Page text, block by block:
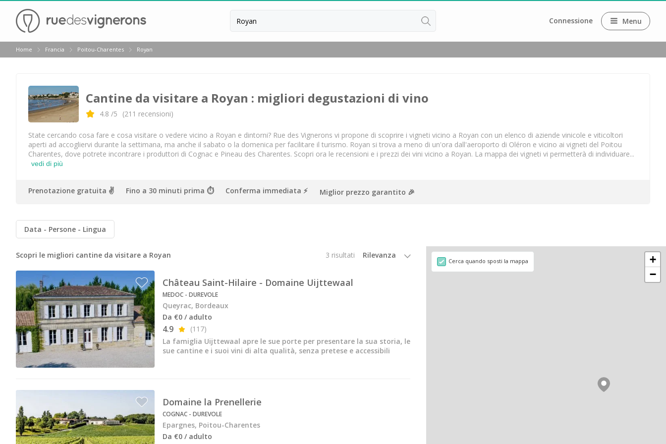
Connessione Menu
Indietro
Cantine da visitare e degustazioni vini Alsazia
Cantine da visitare e degustazioni vini Bordeaux
Cantine da visitare e degustazioni vini Borgogna
Cantine da visitare e degustazioni vini Champagne
Cantine da visitare e degustazioni vini Giura
Cantine da visitare e degustazioni vini Languedoc Roussillon
Cantine da visitare e degustazioni vini Poitou Charentes
Cantine da visitare e degustazioni vini Savoia
Cantine da visitare e degustazioni vini Valle del Rodano
Cantine da visitare e degustazioni vini Beaune
Cantine da visitare e degustazioni vini Chablis
Cantine da visitare e degustazioni vini Cognac
Cantine da visitare e degustazioni vini Colmar
Cantine da visitare e degustazioni vini Nizza
Cantine da visitare e degustazioni champagne Reims
Cantine da visitare e degustazioni vini Saint Emilion
Home Francia Poitou-Charentes Royan
Cantine da visitare a Royan : migliori degustazioni di vino
4.8 /5 (211 recensioni)
aperti ad accogliervi durante la settimana, ma anche il sabato o la domenica per facilitare il turismo. Royan si trova a meno di un'ora dall'aeroporto di Oléron e vicino ai vigneti del Poitou
Charentes, dove potrete incontrare i produttori di Cognac e Pineau des Charentes. Scopri ora le recensioni e i prezzi dei vini vicino a Royan. La mappa dei vigneti vi permetterà di individuare...
vedi di più
Prenotazione gratuita ✌️ Fino a 30 minuti prima ⏱ Conferma immediata ⚡️ Miglior prezzo garantito 🎉
Data Persone Lingua
Scopri le migliori cantine da visitare a Royan 3 risultati
Château Saint-Hilaire - Domaine Uijttewaal
MEDOC - DUREVOLE
Queyrac, Bordeaux
Da €0 / adulto
4.9
(117)
La famiglia Uijttewaal apre le sue porte per presentare la sua storia, le
sue cantine e i suoi vini di alta qualità, senza pretese e accessibili
Domaine la Prenellerie
COGNAC - DUREVOLE
Epargnes, Poitou-Charentes
Da €0 / adulto
+
−
Cerca quando sposti la mappa